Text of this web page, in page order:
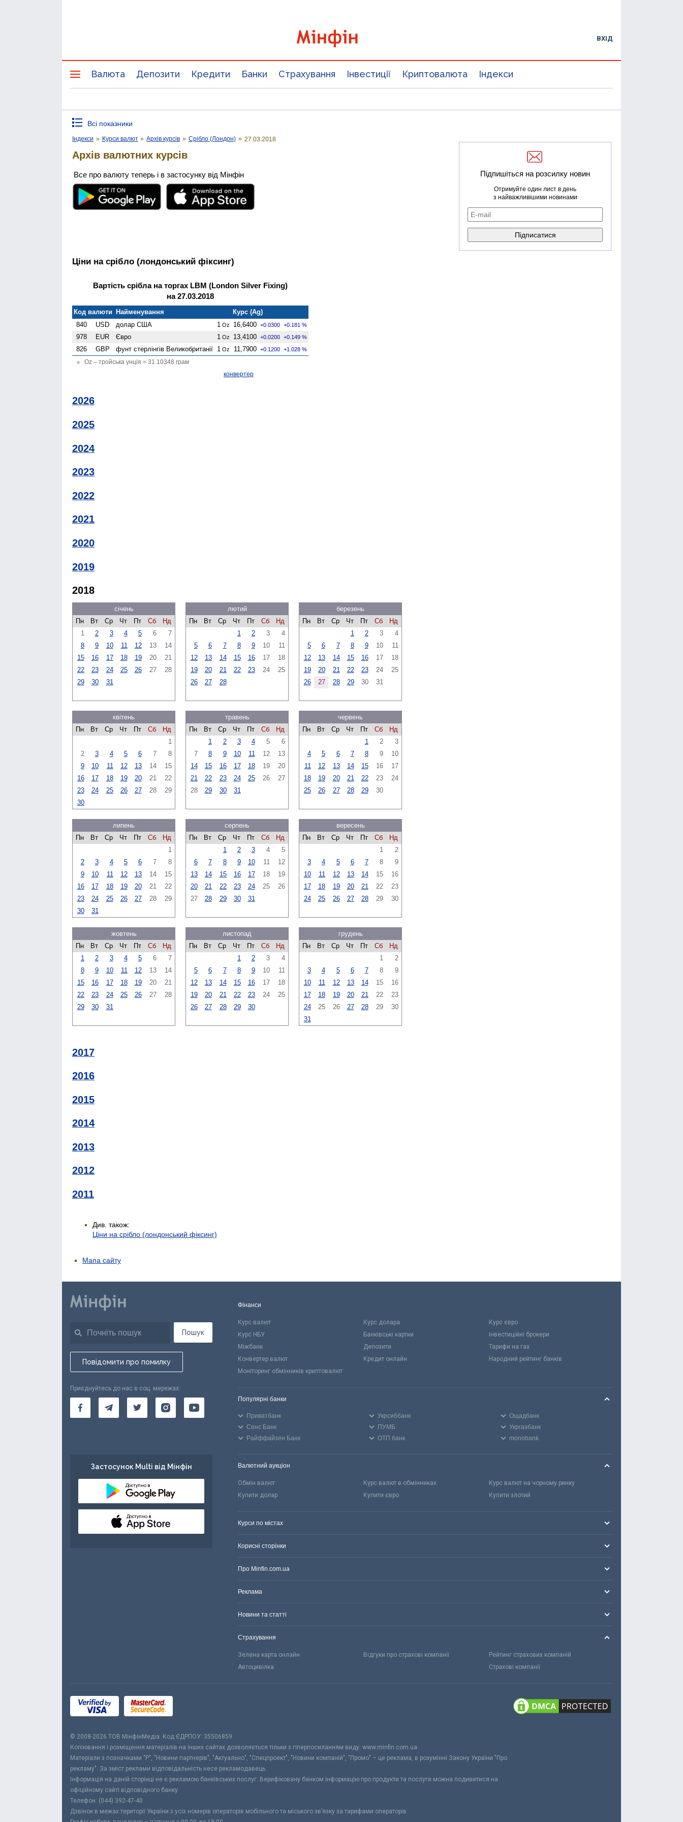
ВХІД
Валюта Депозити Кредити Банки Страхування Інвестиції Криптовалюта Індекси
Всі показники
Індекси » Курси валют » Архів курсів » Срібло (Лондон) » 27.03.2018
Архів валютних курсів
Все про валюту теперь і в застосунку від Мінфін
Ціни на срібло (лондонський фіксинг)
Вартість срібла на торгах LBM (London Silver Fixing)
на 27.03.2018
Код валюти Найменування
Курс (Ag)
840
USD долар США 1 Oz 16,6400 +0.0300 +0.181 %
978 EUR Євро 1 Oz 13,4100 +0.0200 +0.149 %
826 GBP фунт стерлінгів Велико­британії 1 Oz 11,7900 +0.1200 +1.028 %
Oz – тройська унція = 31.10348 грам
конвертер
2026
2025
2024
2023
2022
2021
2020
2019
2018
січень
Пн
Вт Ср Чт Пт Сб
Нд
1
2 3 4 5 6
7
8
9 10 11 12 13
14
15
16 17 18 19 20
21
22
23 24 25 26 27
28
29
30 31
лютий
Пн
Вт Ср Чт Пт Сб
Нд
1
2 3
4
5
6 7 8 9 10
11
12
13 14 15 16 17
18
19
20 21 22 23 24
25
26
27 28
березень
Пн
Вт Ср Чт Пт Сб
Нд
1
2 3
4
5
6 7 8 9 10
11
12
13 14 15 16 17
18
19
20 21 22 23 24
25
26
27 28 29 30 31
квітень
Пн
Вт Ср Чт Пт Сб
Нд
1
2
3 4 5 6 7
8
9
10 11 12 13 14
15
16
17 18 19 20 21
22
23
24 25 26 27 28
29
30
травень
Пн
Вт Ср Чт Пт Сб
Нд
1
2 3 4 5
6
7
8 9 10 11 12
13
14
15 16 17 18 19
20
21
22 23 24 25 26
27
28
29 30 31
червень
Пн
Вт Ср Чт Пт Сб
Нд
1
2
3
4
5 6 7 8 9
10
11
12 13 14 15 16
17
18
19 20 21 22 23
24
25
26 27 28 29 30
липень
Пн
Вт Ср Чт Пт Сб
Нд
1
2
3 4 5 6 7
8
9
10 11 12 13 14
15
16
17 18 19 20 21
22
23
24 25 26 27 28
29
30
31
серпень
Пн
Вт Ср Чт Пт Сб
Нд
1
2 3 4
5
6
7 8 9 10 11
12
13
14 15 16 17 18
19
20
21 22 23 24 25
26
27
28 29 30 31
вересень
Пн
Вт Ср Чт Пт Сб
Нд
1
2
3
4 5 6 7 8
9
10
11 12 13 14 15
16
17
18 19 20 21 22
23
24
25 26 27 28 29 30
жовтень
Пн
Вт Ср Чт Пт Сб
Нд
1
2 3 4 5 6
7
8
9 10 11 12 13
14
15
16 17 18 19 20
21
22
23 24 25 26 27
28
29
30 31
листопад
Пн
Вт Ср Чт Пт Сб
Нд
1
2 3
4
5
6 7 8 9 10
11
12
13 14 15 16 17
18
19
20 21 22 23 24
25
26
27 28 29 30
грудень
Пн
Вт Ср Чт Пт Сб
Нд
1
2
3
4 5 6 7 8
9
10
11 12 13 14 15
16
17
18 19 20 21 22
23
24
25 26 27 28 29
30
31
2017
2016
2015
2014
2013
2012
2011
Див. також:
Ціни на срібло (лондонський фіксинг)
Підпишіться на розсилку новин
Отримуйте один лист в день
з найважливішими новинами
Мапа сайту
Пошук
Повідомити про помилку
Приєднуйтесь до нас в соц. мережах:
Застосунок Multi від Мінфін
Доступно в
Доступно в
Фінанси
Курс валют Курс долара
Курс євро
Курс НБУ
Банківські картки
Інвестиційні брокери
Міжбанк
Депозити
Тарифи на газ
Конвертер валют
Кредит онлайн
Народний рейтинг банків
Моніторинг обмінників криптовалют
Популярні банки
Приватбанк Укрсиббанк
Ощадбанк
Сенс Банк
ПУМБ
Укргазбанк
Райффайзен Банк
ОТП банк monobank
Валютний аукціон
Обмін валют Курс валют в обмінниках
Курс валют на чорному ринку
Купити долар
Купити євро Купити злотий
Курси по містах
Корисні сторінки
Про Minfin.com.ua
Реклама
Новини та статті
Страхування
Зелена карта онлайн Відгуки про страхові компанії
Рейтинг страхових компаній
Автоцивілка
Страхові компанії
© 2008-2026 ТОВ МiнфiнМедiа. Код ЄДРПОУ: 35506859
Копіювання і розміщення матеріалів на інших сайтах дозволяється тільки з гіперпосиланням виду: www.minfin.com.ua
Матеріали з позначками "Р", "Новини партнерів", "Актуально", "Спецпроект", "Новини компаній", "Промо" – це реклама, в розумінні Закону України "Про
рекламу". За зміст реклами відповідальність несе рекламодавець.
Інформація на даній сторінці не є рекламою банківських послуг. Верифіковану банком інформацію про продукти та послуги можна подивитися на
офіційному сайті відповідного банку.
Телефон: (044) 392-47-40
Дзвінок в межах території України з усіх номерів операторів мобільного та міського зв’язку за тарифами операторів